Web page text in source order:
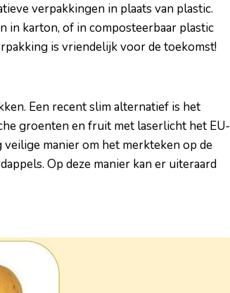
verpakkingen in plaats van plastic.
in karton, of in composteerbaar plastic
is vriendelijk voor de toekomst!
Een recent slim alternatief is het
groenten en fruit met laserlicht het EU-
veilige manier om het merkteken op de
Op deze manier kan er uiteraard